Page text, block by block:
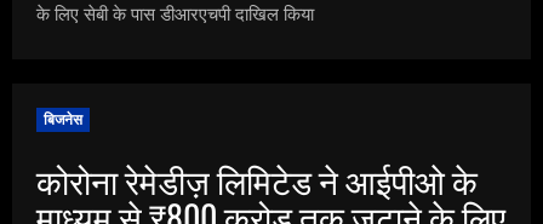
के लिए सेबी के पास डीआरएचपी दाखिल किया
बिजनेस
कोरोना रेमेडीज़ लिमिटेड ने आईपीओ के